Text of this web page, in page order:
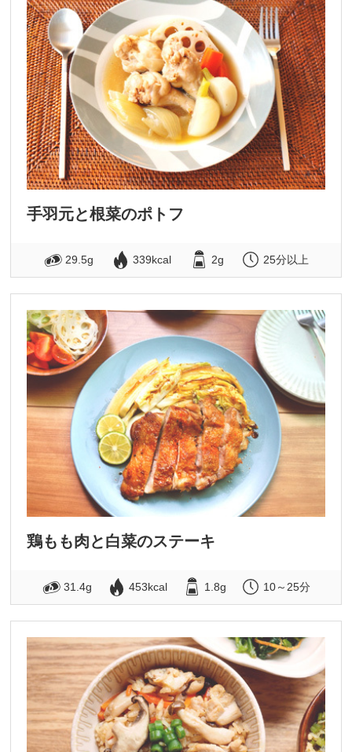
手羽元と根菜のポトフ
29.5g 339kcal 2g 25分以上
鶏もも肉と白菜のステーキ
31.4g 453kcal 1.8g 10～25分